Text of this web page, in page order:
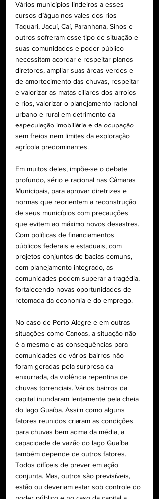
Vários municípios lindeiros a esses
cursos d’água nos vales dos rios
Taquari, Jacuí, Caí, Paranhana, Sinos e
outros sofreram esse tipo de situação e
suas comunidades e poder público
necessitam acordar e respeitar planos
diretores, ampliar suas áreas verdes e
de amortecimento das chuvas, respeitar
e valorizar as matas ciliares dos arroios
e rios, valorizar o planejamento racional
urbano e rural em detrimento da
especulação imobiliária e da ocupação
sem freios nem limites da exploração
agrícola predominantes.
Em muitos deles, impõe-se o debate
profundo, sério e racional nas Câmaras
Municipais, para aprovar diretrizes e
normas que reorientem a reconstrução
de seus municípios com precauções
que evitem ao máximo novos desastres.
Com políticas de financiamentos
públicos federais e estaduais, com
projetos conjuntos de bacias comuns,
com planejamento integrado, as
comunidades podem superar a tragédia,
fortalecendo novas oportunidades de
retomada da economia e do emprego.
No caso de Porto Alegre e em outras
situações como Canoas, a situação não
é a mesma e as consequências para
comunidades de vários bairros não
foram geradas pela surpresa da
enxurrada, da violência repentina de
chuvas torrenciais. Vários bairros da
capital inundaram lentamente pela cheia
do lago Guaíba. Assim como alguns
fatores reunidos criaram as condições
para chuvas bem acima da média, a
capacidade de vazão do lago Guaíba
também depende de outros fatores.
Todos difíceis de prever em ação
conjunta. Mas, outros são previsíveis,
estão ou deveriam estar sob controle do